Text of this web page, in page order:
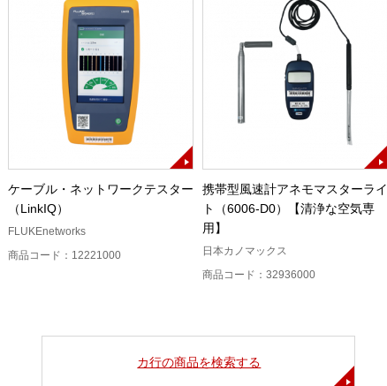
ケーブル・ネットワークテスター
（LinkIQ）
FLUKEnetworks
商品コード：12221000
携帯型風速計アネモマスターライ
ト（6006-D0）【清浄な空気専
用】
日本カノマックス
商品コード：32936000
カ行の商品を検索する